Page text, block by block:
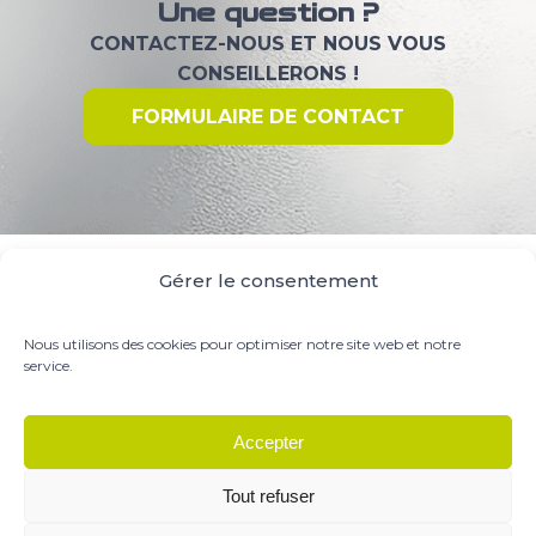
Gérer le consentement
Nous utilisons des cookies pour optimiser notre site web et notre
service.
Accepter
Tout refuser
Une question ?
CONTACTEZ-NOUS ET NOUS VOUS
CONSEILLERONS !
FORMULAIRE DE CONTACT
© PRESTIGE PARTS SUPPLY